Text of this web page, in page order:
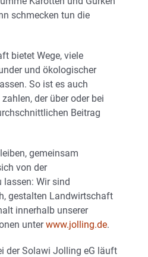
schmecken tun die
bietet Wege, viele
und ökologischer
So ist es auch
der über oder bei
Beitrag
gemeinsam
von der
lassen: Wir sind
gestalten Landwirtschaft
innerhalb unserer
unterwww.jolling.de.
der Solawi Jolling eG läuft